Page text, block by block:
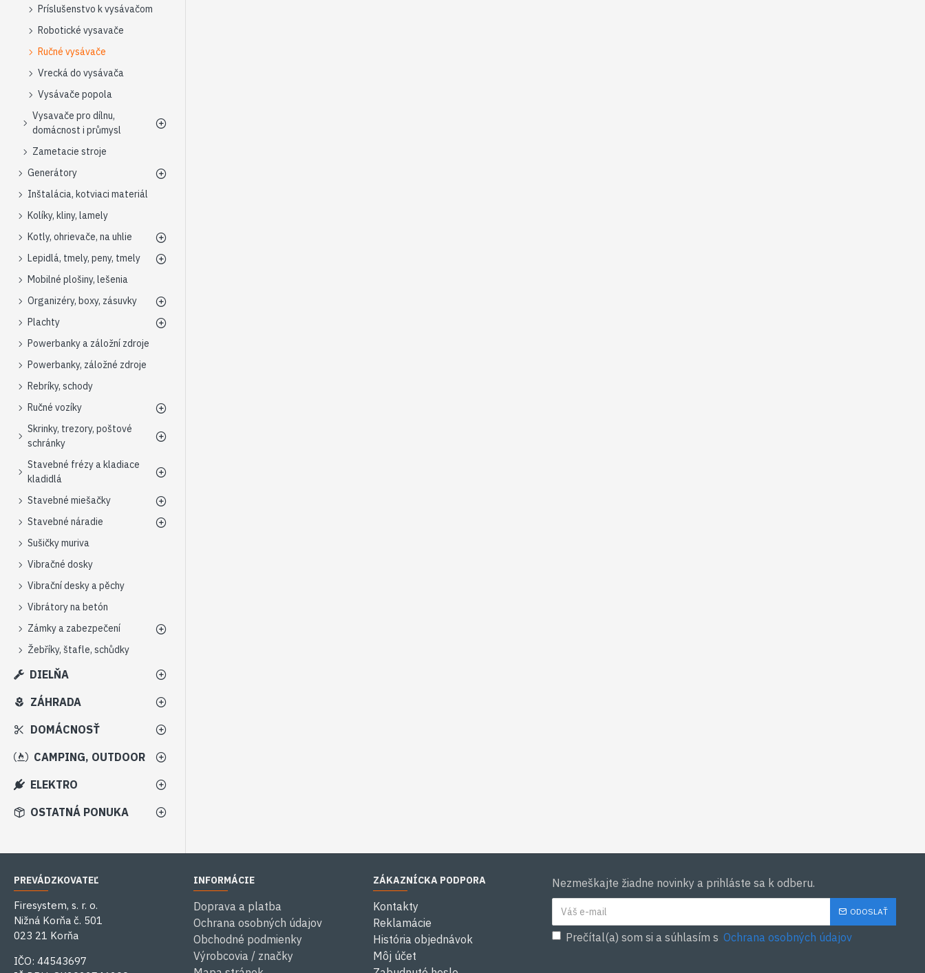
Príslušenstvo k vysávačom
Robotické vysavače
Ručné vysávače
Vrecká do vysávača
Vysávače popola
Vysavače pro dílnu,
domácnost i průmysl
Zametacie stroje
Generátory
Inštalácia, kotviaci materiál
Kolíky, kliny, lamely
Kotly, ohrievače, na uhlie
Lepidlá, tmely, peny, tmely
Mobilné plošiny, lešenia
Organizéry, boxy, zásuvky
Plachty
Powerbanky a záložní zdroje
Powerbanky, záložné zdroje
Rebríky, schody
Ručné vozíky
Skrinky, trezory, poštové
schránky
Stavebné frézy a kladiace
kladidlá
Stavebné miešačky
Stavebné náradie
Sušičky muriva
Vibračné dosky
Vibrační desky a pěchy
Vibrátory na betón
Zámky a zabezpečení
Žebříky, štafle, schůdky
DIELŇA
ZÁHRADA
DOMÁCNOSŤ
CAMPING, OUTDOOR
ELEKTRO
OSTATNÁ PONUKA
PREVÁDZKOVATEĽ
Firesystem, s. r. o.
Nižná Korňa č. 501
023 21 Korňa
IČO: 44543697
INFORMÁCIE
Doprava a platba
Ochrana osobných údajov
Obchodné podmienky
Výrobcovia / značky
ZÁKAZNÍCKA PODPORA
Kontakty
Reklamácie
História objednávok
Môj účet
Nezmeškajte žiadne novinky a prihláste sa k odberu.
ODOSLAŤ
Prečítal(a) som si a súhlasím s Ochrana osobných údajov